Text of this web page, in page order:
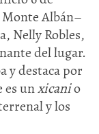
Albán–
Nelly Robles,
del lugar.
y destaca por
es unxicanio
y los